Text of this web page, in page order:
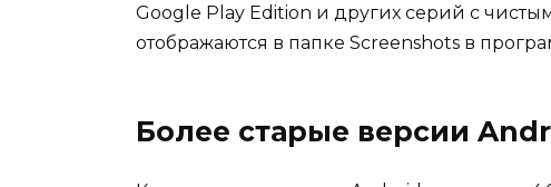
Google Play Edition и других серий с
отображаются в папке Screenshots в
Более старые версии